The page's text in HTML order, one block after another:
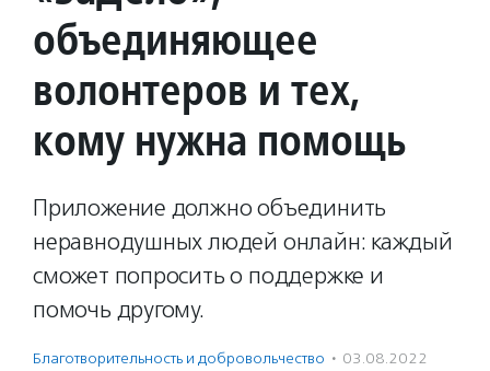
объединяющее
волонтеров и тех,
кому нужна помощь
Приложение должно объединить
неравнодушных людей онлайн: каждый
сможет попросить о поддержке и
помочь другому.
Благотвори­тель­ность и доброволь­чест­во · 03.08.2022